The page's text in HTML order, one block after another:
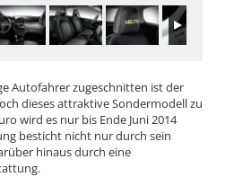
Autofahrer zugeschnitten ist der
dieses attraktive Sondermodell zu
wird es nur bis Ende Juni 2014
besticht nicht nur durch sein
hinaus durch eine